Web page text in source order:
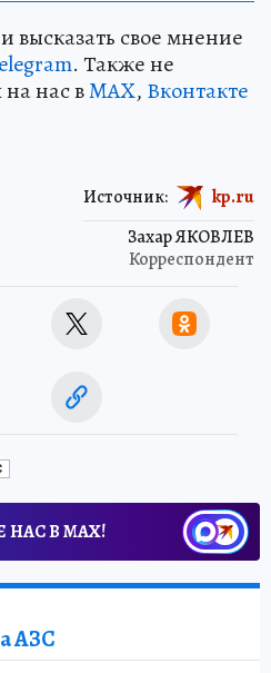
высказать свое мнение
. Также не
на нас вMAX, Вконтакте
Захар ЯКОВЛЕВ
Корреспондент
Источник: kp.ru
НАС В МАХ!
АЗС